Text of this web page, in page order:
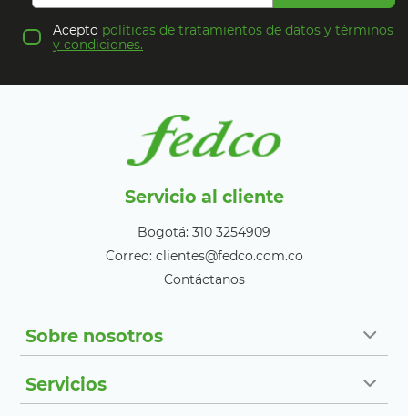
Acepto políticas de tratamientos de datos y términos
y condiciones.
Servicio al cliente
Bogotá: 310 3254909
Correo: clientes@fedco.com.co
Contáctanos
Sobre nosotros
Servicios